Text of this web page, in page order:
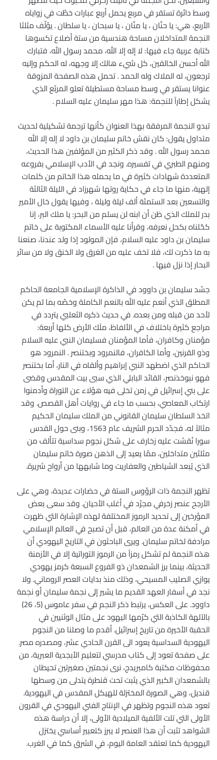
وسط دائرة تستقر في مربع يحمل أربع عبارات خطّت في زواياه
الأربع، هي: يا حنّان ، يا منّان ، يا سبحان ، يا سلطان . يؤلّف مثلثا
النجمة المتداخلان مساحة هندسية من ستة أضلاع تكسوها
كتابة عربية جاء فيها: لا إله إلا الله، محمد رسول الله، فتبارك
الله أحسن الخالقين، كل شيء هالك إلا وجهه، له الحكم وإليه
ترجعون، له الملاك وله الحمد . تحمل هذه الصفحة المزوقة
عنوانا يستقر في وسط مساحة مستطيلة تعلو المربّع الذي
يشكل إطاراً للنجمة: هذا مهر سليمان عليه السلام .
تبدو النجمة المرفقة بهذا العنوان كأنها ترجمة تشكيلية لحديث
متداول يقول: كان نقش خاتم سليمان بن داود لا إله إلا الله
محمد رسول الله . وقد ذكر الكثير من المؤلفين هذا الحديث،
ومنهم الطبري في تفسيره. ونجد في الأدب الإسلامي بفروعه
المتعددة شهادات كثيرة في ما يحمله هذا الخاتم من كلمات
إلهية، منها ما جاء في حكاية روتها شهرزاد في الليلة الثالثة
والتسعين بعد الستمئة ألف ليلة وليلة ، وفيها يقول خال الأمير
بدر للملك الذي ظن أن ابنه لن يسلم من البحر: يا ملك البر، إنا
كحّلناه بكحل نعرفه، وقرأنا عليه الأسماء المكتوبة على خاتم
سليمان بن داود عليه السلام، فإن المولود إذا ولد عندنا، صنعنا
به ما ذكرت لك، فلا تخف عليه من الغرق ولا الخنق ولا من سائر
البحار إذا نزل فيها .
جسّد سليمان بن داوود في الذاكرة الإسلامية الجامعة الحاكم
المطلق الذي أنعم عليه الله بالنعم الكاملة وخصّه بما لم يكن
لأحد من قبله ومن بعده. في حديث ذكره الثعلبي يتردد في
مراجع كثيرة باختلاف في الألفاظ، ملَك الأرض كلها أربعة:
مؤمنان وكافران، فأما المؤمنان فسليمان النبي عليه السلام
وذو القرنين، وأما الكافران، فالنمرود وبختنصر . النمرود هو
الحاكم الذي اضطهد النبي إبراهيم وألقاه في النار، أما بختنصر
فهو نبوخذنصر، القائد البابلي الذي سبى بيت المقدس وقضى
على بني إسرائيل في زمن تخلى فيه هؤلاء عن التوراة وأدمنوا
ارتكاب المعاصي، بحسب ما جاء في روايات أهل القصص. وقد
اتخذ السلطان سليمان القانوني من الملك سليمان الحكيم
مثالاً له، فجدّد الحرم الشريف عام 1563، وبنى حول القدس
سورا نُقشت عليه زخارف على شكل نجوم سداسية تتألف من
مثلثين متداخلين، ممّا يعيد إلى الذهن صورة خاتم سليمان
الذي يُبعد الشياطين والعفاريت وما شابهها من أرواح شريرة.
تظهر النجمة ذات الرؤوس الستة في حضارات عديدة، وهي على
الأرجح عنصر زخرفي مجرّد في أغلب الأحيان. وقد سعى بعض
المؤرخين إلى تحديد الرموز المختلفة لهذه الإشارة التي ظهرت
في أمكنة عدة من العالم، قبل أن تصبح في العالم الإسلامي
مرادفة لخاتم سليمان. ويرى الباحثون في التاريخ اليهودي أن
هذه النجمة لم تشكل رمزاً من الرموز التوراتية إلا في الأزمنة
الحديثة، بينما برز الشمعدان ذو الفروع السبعة كرمز يهودي
يوازي الصليب المسيحي، وذلك منذ بدايات العصر الروماني. ولا
نجد في أسفار العهد القديم ما يشير إلى نجمة سليمان أو نجمة
داوود. على العكس، يرتبط ذكر النجم في سفر عاموس (5، 26)
بالآلهة الكاذبة التي كرّمها اليهود على مثال الوثنيين في
الحقبة الأخيرة من تاريخ إسرائيل. أقدم ما وصلنا من النجوم
اليهودية السداسية يعود الى القرن الحادي عشر، ومصدره مصر.
على صفحة تعود إلى كتاب مدرسي لتعليم الأبجدية العبرية، من
محفوظات مكتبة كامبريدج، نرى نجمتين صغيرتين تحيطان
بالشمعدان الكبير الذي يثبت تحت قنطرة يتدلى من وسطها
قنديل، وهي الصورة المختزلة للهيكل المقدس في اليهودية.
تعود هذه النجوم وتظهر في الإنتاج الفني اليهودي في القرون
الأولى التي تلت الألفية الميلادية الأولى، إلا أن دراسة هذه
الشواهد تثبت أن هذا العنصر لا يبرز كتعبير أساسي يختزل
اليهودية كما تعتقد العامة اليوم، في الشرق كما في الغرب.